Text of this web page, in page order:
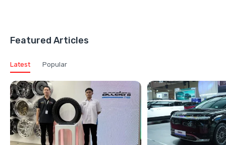
Featured Articles
Latest Popular